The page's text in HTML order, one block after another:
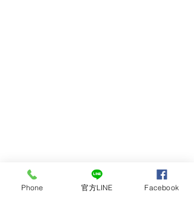
Phone 官方LINE Facebook